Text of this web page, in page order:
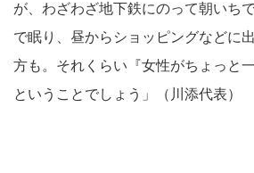
が、わざわざ地下鉄にのって朝いち
で眠り、昼からショッピングなどに
方も。それくらい『女性がちょっと
ということでしょう」（川添代表）